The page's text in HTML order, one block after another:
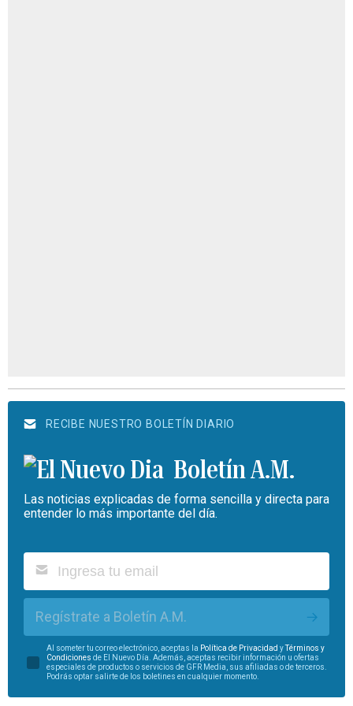
RECIBE NUESTRO BOLETÍN DIARIO
Boletín A.M.
Las noticias explicadas de forma sencilla y directa para
entender lo más importante del día.
Regístrate a Boletín A.M.
Al someter tu correo electrónico, aceptas la Política de Privacidad yTérminos y
Condiciones de El Nuevo Día. Además, aceptas recibir información u ofertas
especiales de productos o servicios de GFR Media, sus afiliadas o de terceros.
Podrás optar salirte de los boletines en cualquier momento.